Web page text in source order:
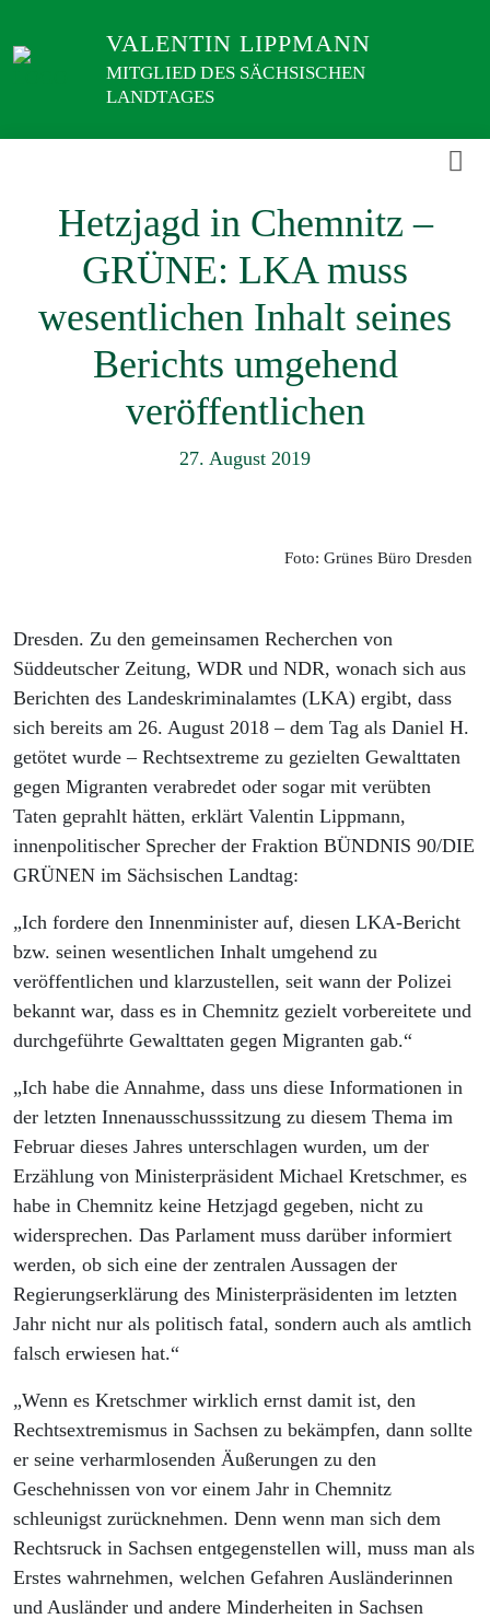
zum
VALENTIN LIPPMANN
MITGLIED DES SÄCHSISCHEN
LANDTAGES
Hetzjagd in Chemnitz –
GRÜNE: LKA muss
wesentlichen Inhalt seines
Berichts umgehend
veröffentlichen
27. August 2019
Foto: Grünes Büro Dresden
Dresden. Zu den gemeinsamen Recherchen von
Süddeutscher Zeitung, WDR und NDR, wonach sich aus
Berichten des Landeskriminalamtes (LKA) ergibt, dass
sich bereits am 26. August 2018 – dem Tag als Daniel H.
getötet wurde – Rechtsextreme zu gezielten Gewalttaten
gegen Migranten verabredet oder sogar mit verübten
Taten geprahlt hätten, erklärt Valentin Lippmann,
innenpolitischer Sprecher der Fraktion BÜNDNIS 90/DIE
GRÜNEN im Sächsischen Landtag:
„Ich fordere den Innenminister auf, diesen LKA-Bericht
bzw. seinen wesentlichen Inhalt umgehend zu
veröffentlichen und klarzustellen, seit wann der Polizei
bekannt war, dass es in Chemnitz gezielt vorbereitete und
durchgeführte Gewalttaten gegen Migranten gab.“
„Ich habe die Annahme, dass uns diese Informationen in
der letzten Innenausschusssitzung zu diesem Thema im
Februar dieses Jahres unterschlagen wurden, um der
Erzählung von Ministerpräsident Michael Kretschmer, es
habe in Chemnitz keine Hetzjagd gegeben, nicht zu
widersprechen. Das Parlament muss darüber informiert
werden, ob sich eine der zentralen Aussagen der
Regierungserklärung des Ministerpräsidenten im letzten
Jahr nicht nur als politisch fatal, sondern auch als amtlich
falsch erwiesen hat.“
„Wenn es Kretschmer wirklich ernst damit ist, den
Rechtsextremismus in Sachsen zu bekämpfen, dann sollte
er seine verharmlosenden Äußerungen zu den
Geschehnissen von vor einem Jahr in Chemnitz
schleunigst zurücknehmen. Denn wenn man sich dem
Rechtsruck in Sachsen entgegenstellen will, muss man als
Erstes wahrnehmen, welchen Gefahren Ausländerinnen
und Ausländer und andere Minderheiten in Sachsen